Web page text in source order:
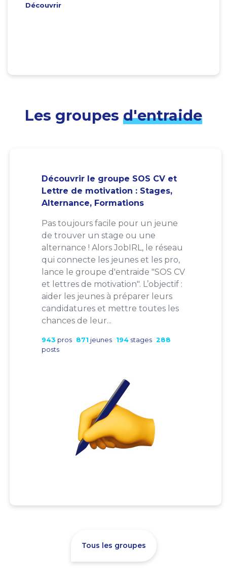
Découvrir
Les groupes d'entraide
Découvrir le groupe SOS CV et
Lettre de motivation : Stages,
Alternance, Formations
Pas toujours facile pour un jeune
de trouver un stage ou une
alternance ! Alors JobIRL, le réseau
qui connecte les jeunes et les pro,
lance le groupe d'entraide "SOS CV
et lettres de motivation". L’objectif :
aider les jeunes à préparer leurs
candidatures et mettre toutes les
chances de leur...
943 pros 871 jeunes 194 stages 288
posts
Tous les groupes